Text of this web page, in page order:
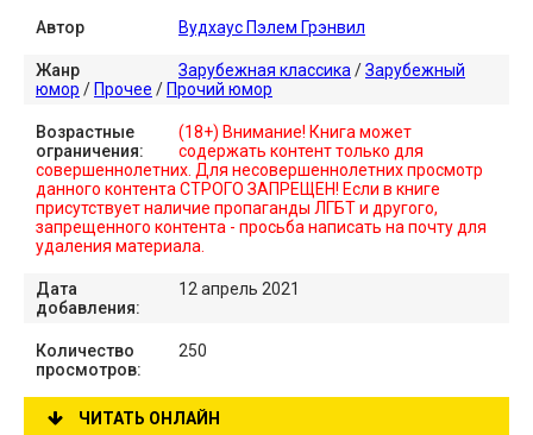
Автор Вудхаус Пэлем Грэнвил
Жанр Зарубежная классика /Зарубежный
юмор / Прочее / Прочий юмор
Возрастные
ограничения:
(18+) Внимание! Книга может
содержать контент только для
совершеннолетних. Для несовершеннолетних просмотр
данного контента СТРОГО ЗАПРЕЩЕН! Если в книге
присутствует наличие пропаганды ЛГБТ и другого,
запрещенного контента - просьба написать на почту для
удаления материала.
Дата
добавления:
12 апрель 2021
Количество
просмотров:
250
ЧИТАТЬ ОНЛАЙН